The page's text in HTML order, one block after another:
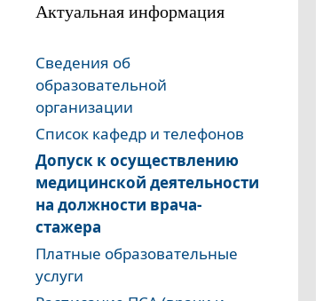
Актуальная информация
Сведения об
образовательной
организации
Список кафедр и телефонов
Допуск к осуществлению
медицинской деятельности
на должности врача-
стажера
Платные образовательные
услуги